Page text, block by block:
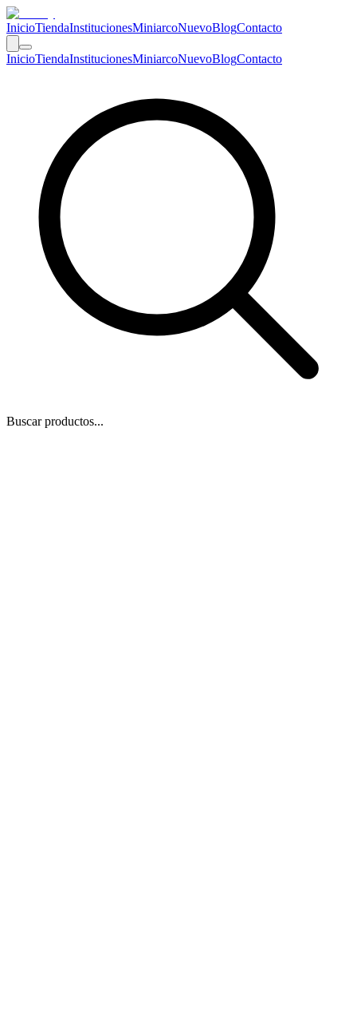
InicioTiendaInstitucionesMiniarcoNuevoBlogContacto
InicioTiendaInstitucionesMiniarcoNuevoBlogContacto
Buscar productos...